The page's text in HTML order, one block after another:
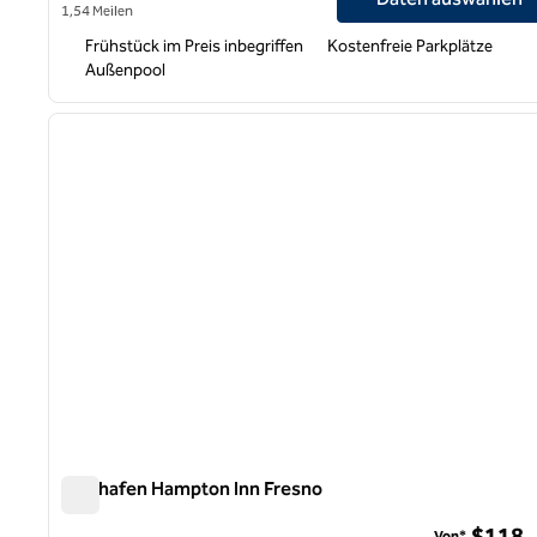
1,54 Meilen
Frühstück im Preis inbegriffen
Kostenfreie Parkplätze
Außenpool
1 von 12
Flughafen Hampton Inn Fresno